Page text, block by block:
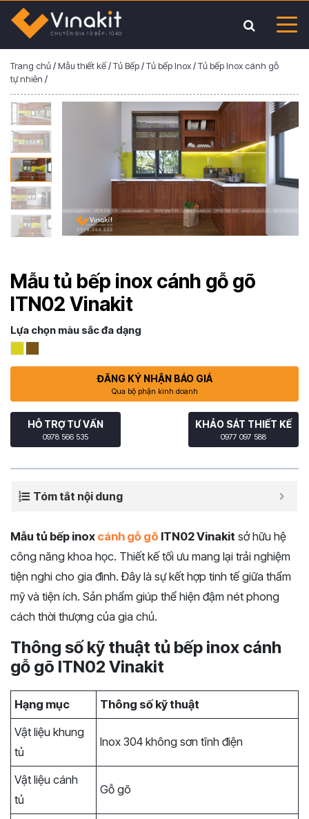
Trang chủ/Mẫu thiết kế/Tủ Bếp/Tủ bếp Inox/Tủ bếp Inox cánh gỗ
tự nhiên /
Mẫu tủ bếp inox cánh gỗ gõ
ITN02 Vinakit
Lựa chọn màu sắc đa dạng
ĐĂNG KÝ NHẬN BÁO GIÁ
Qua bộ phận kinh doanh
HỖ TRỢ TƯ VẤN
0978 566 535
KHẢO SÁT THIẾT KẾ
0977 097 588
Tóm tắt nội dung
Mẫu tủ bếp inox cánh gỗ gõ ITN02 Vinakit sở hữu hệ
công năng khoa học. Thiết kế tối ưu mang lại trải nghiệm
tiện nghi cho gia đình. Đây là sự kết hợp tinh tế giữa thẩm
mỹ và tiện ích. Sản phẩm giúp thể hiện đậm nét phong
cách thời thượng của gia chủ.
Thông số kỹ thuật tủ bếp inox cánh
gỗ gõ ITN02 Vinakit
Hạng mục
Thông số kỹ thuật
Vật liệu khung
tủ
Inox 304 không sơn tĩnh điện
Vật liệu cánh
tủ
Gỗ gõ